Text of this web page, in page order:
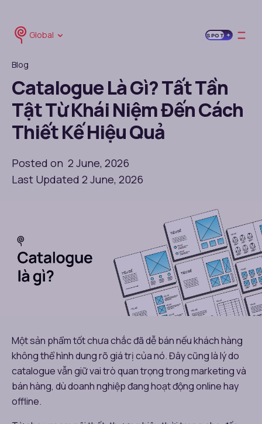
Global SPOT
Blog
Catalogue Là Gì? Tất Tần
Tật Từ Khái Niệm Đến Cách
Thiết Kế Hiệu Quả
Posted on 2 June, 2026
Last Updated 2 June, 2026
Một sản phẩm tốt chưa chắc đã dễ bán nếu khách hàng
không thể hình dung rõ giá trị của nó. Đây cũng là lý do
catalogue vẫn giữ vai trò quan trọng trong marketing và
bán hàng, dù doanh nghiệp đang hoạt động online hay
offline.